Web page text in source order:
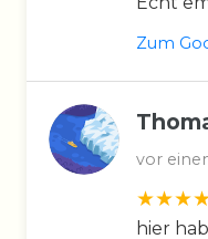
Zum
vor
hier